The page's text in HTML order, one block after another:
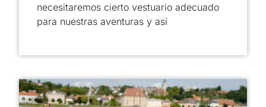
necesitaremos cierto vestuario adecuado
para nuestras aventuras y así